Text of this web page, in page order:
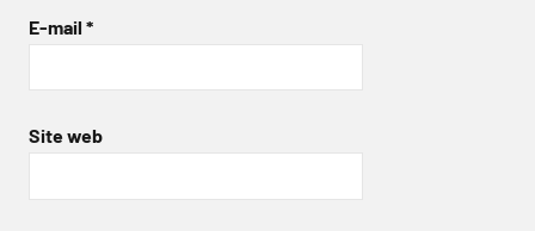
E-mail *
Site web